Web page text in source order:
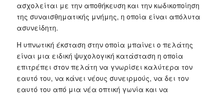
ασχολείται με την αποθήκευση και την κωδικοποίηση
της συναισθηματικής μνήμης, η οποία είναι απόλυτα
ασυνείδητη.
Η υπνωτική έκσταση στην οποία μπαίνει ο πελάτης
είναι μια ειδική ψυχολογική κατάσταση η οποία
επιτρέπει στον πελάτη να γνωρίσει καλύτερα τον
εαυτό του, να κάνει νέους συνειρμούς, να δει τον
εαυτό του από μια νέα οπτική γωνία και να